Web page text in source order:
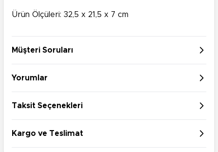
Ürün Ölçüleri: 32,5 x 21,5 x 7 cm
Müşteri Soruları
Yorumlar
Taksit Seçenekleri
Kargo ve Teslimat